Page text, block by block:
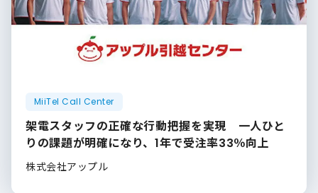
MiiTel Call Center
架電スタッフの正確な行動把握を実現 一人ひと
りの課題が明確になり、1年で受注率33％向上
株式会社アップル